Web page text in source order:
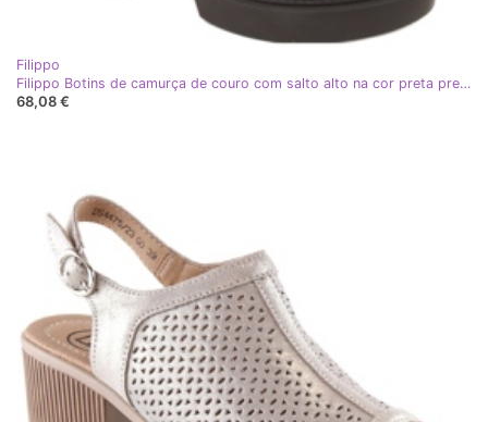
Filippo
Filippo Botins de camurça de couro com salto alto na cor preta preto
68,08 €